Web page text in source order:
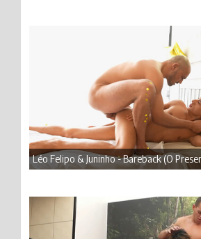
Léo Felipo & Juninho - Bareback (O